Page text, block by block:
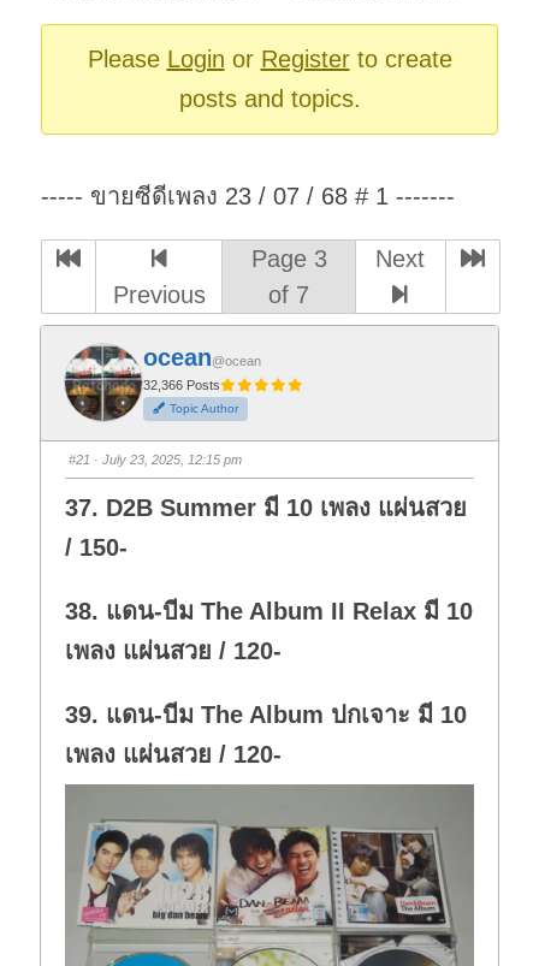
Please Login or Registerto create
posts and topics.
----- ขายซีดีเพลง 23 / 07 / 68 # 1 -------
Previous
Page 3
of 7
Next
ocean@ocean
32,366 Posts
Topic Author
#21 · July 23, 2025, 12:15 pm
37. D2B Summer มี 10 เพลง แผ่นสวย
/ 150-
38. แดน-บีม The Album II Relax มี 10
เพลง แผ่นสวย / 120-
39. แดน-บีม The Album ปกเจาะ มี 10
เพลง แผ่นสวย / 120-